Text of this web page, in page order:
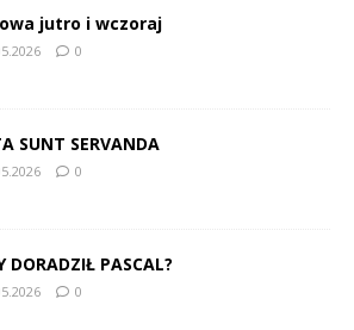
jutro i wczoraj
0
SUNT SERVANDA
0
DORADZIŁ PASCAL?
0